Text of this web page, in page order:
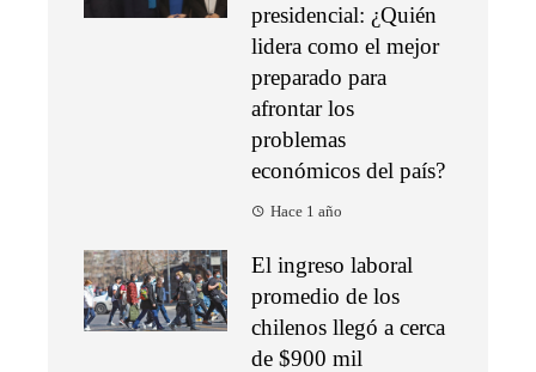
presidencial: ¿Quién
lidera como el mejor
preparado para
afrontar los
problemas
económicos del país?
Hace 1 año
El ingreso laboral
promedio de los
chilenos llegó a cerca
de $900 mil